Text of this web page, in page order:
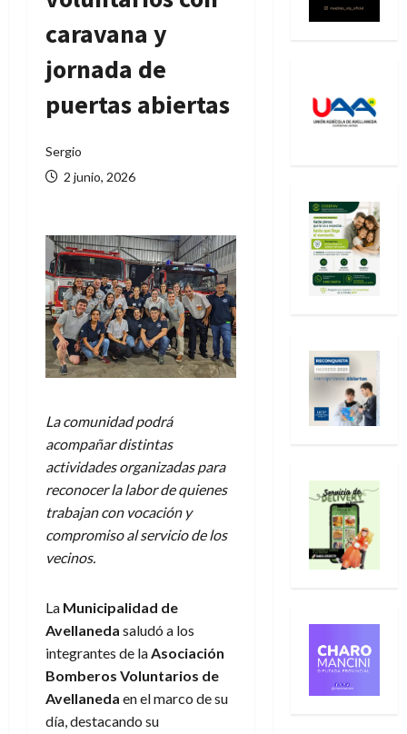
caravana y
jornada de
puertas abiertas
Sergio
2 junio, 2026
La comunidad podrá
acompañar distintas
actividades organizadas para
reconocer la labor de quienes
trabajan con vocación y
compromiso al servicio de los
vecinos.
La Municipalidad de
Avellaneda saludó a los
integrantes de laAsociación
Bomberos Voluntarios de
Avellaneda en el marco de su
día, destacando su